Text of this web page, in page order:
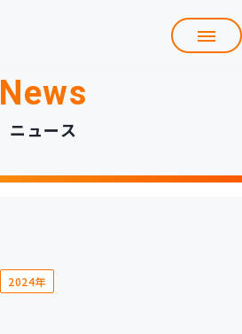
News
ニュース
2024年